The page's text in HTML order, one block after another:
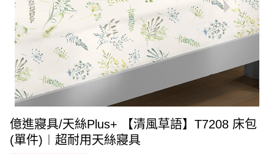
億進寢具/天絲Plus+ 【清風草語】T7208 床包
(單件)︱超耐用天絲寢具